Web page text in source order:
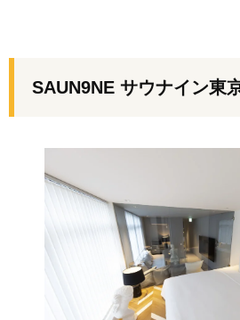
SAUN9NE サウナイン東